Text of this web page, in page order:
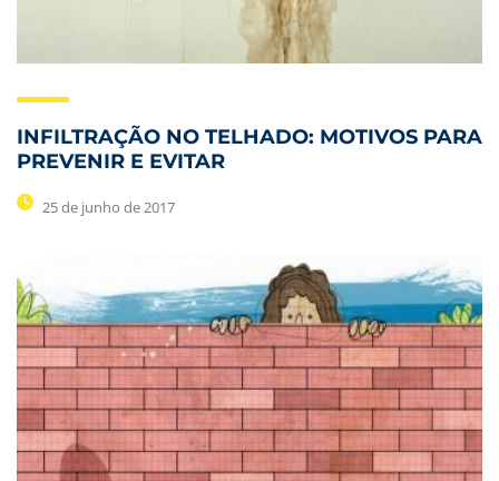
INFILTRAÇÃO NO TELHADO: MOTIVOS PARA
PREVENIR E EVITAR
25 de junho de 2017